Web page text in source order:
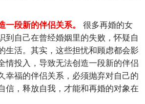
一段新的伴侣关系。 很多再婚的女
到自己在曾经婚姻里的失败，怀疑自
生活。其实，这些担忧和顾虑都会影
情投入，导致无法创造一段新的伴侣
幸福的伴侣关系，必须抛弃对自己的
信，释放自我，才能和再婚的对象在